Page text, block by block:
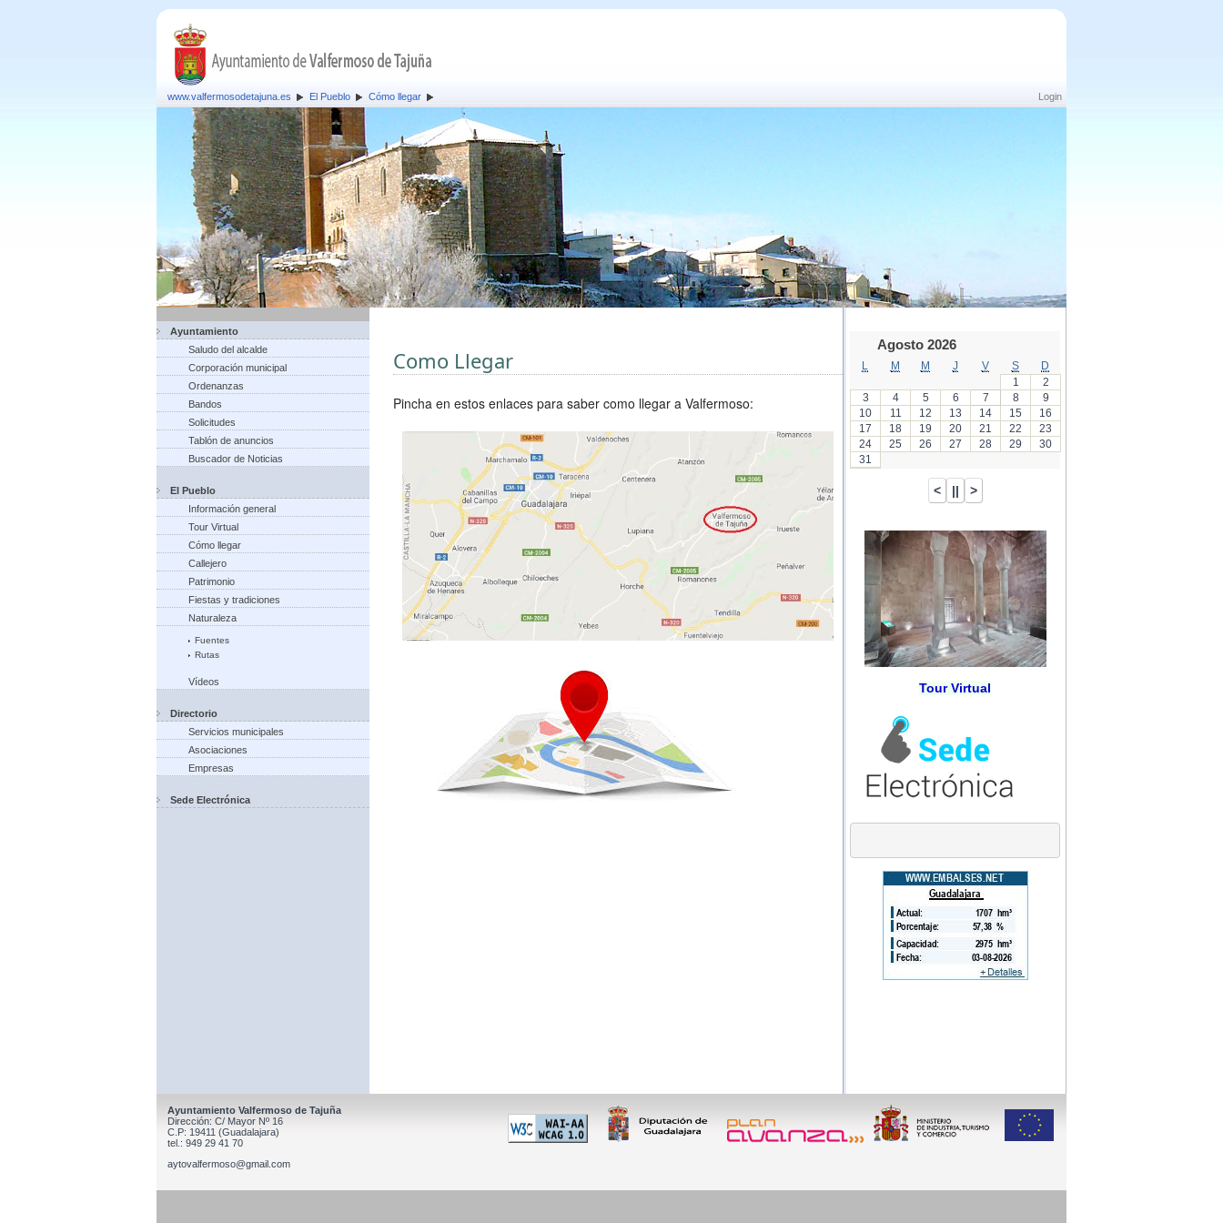
Login
www.valfermosodetajuna.es El Pueblo Cómo llegar
Ayuntamiento
Saludo del alcalde
Corporación municipal
Ordenanzas
Bandos
Solicitudes
Tablón de anuncios
Buscador de Noticias
El Pueblo
Información general
Tour Virtual
Cómo llegar
Callejero
Patrimonio
Fiestas y tradiciones
Naturaleza
Fuentes
Rutas
Vídeos
Directorio
Servicios municipales
Asociaciones
Empresas
Sede Electrónica
Como Llegar
Pincha en estos enlaces para saber como llegar a Valfermoso:
Agosto 2026
M M J V S
D
1
2
3
4 5 6 7 8
9
10
11 12 13 14 15
16
17
18 19 20 21 22
23
24
25 26 27 28 29
30
31
Tour Virtual
Ayuntamiento Valfermoso de Tajuña
Dirección: C/ Mayor Nº 16
C.P: 19411 (Guadalajara)
tel.: 949 29 41 70
aytovalfermoso@gmail.com